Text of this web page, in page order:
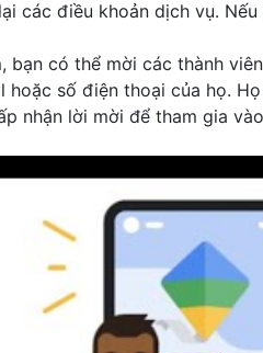
các điều khoản dịch vụ.
bạn có thể mời các thành
hoặc số điện thoại của họ.
nhận lời mời để tham gia